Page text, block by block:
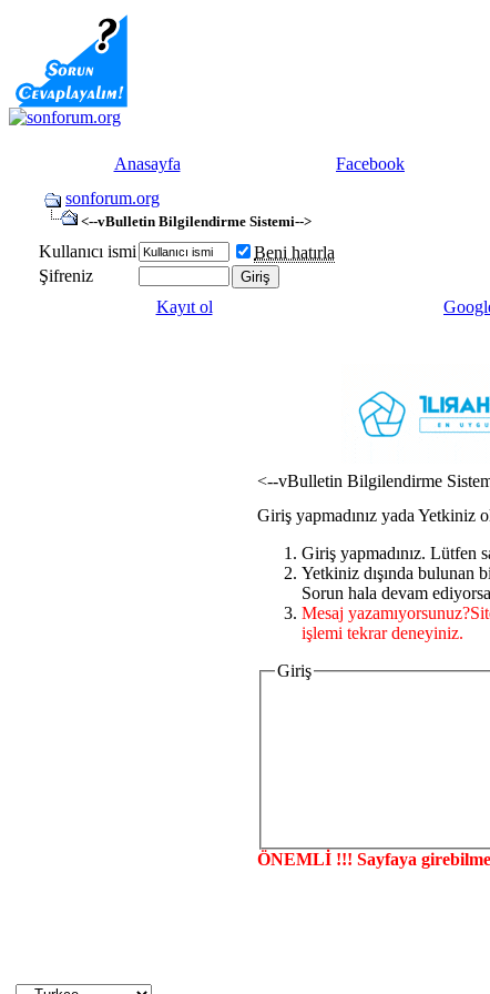
Anasayfa Facebook
sonforum.org
<--vBulletin Bilgilendirme Sistemi-->
Kullanıcı ismi
Beni hatırla
Şifreniz
Kayıt ol
<--vBulletin Bilgilendirme
Giriş yapmadınız yada Yetkiniz
Giriş yapmadınız. Lütfen
Yetkiniz dışında bulunan
Sorun hala devam
Mesaj
işlemi tekrar deneyiniz.
Giriş
ÖNEMLİ !!! Sayfaya